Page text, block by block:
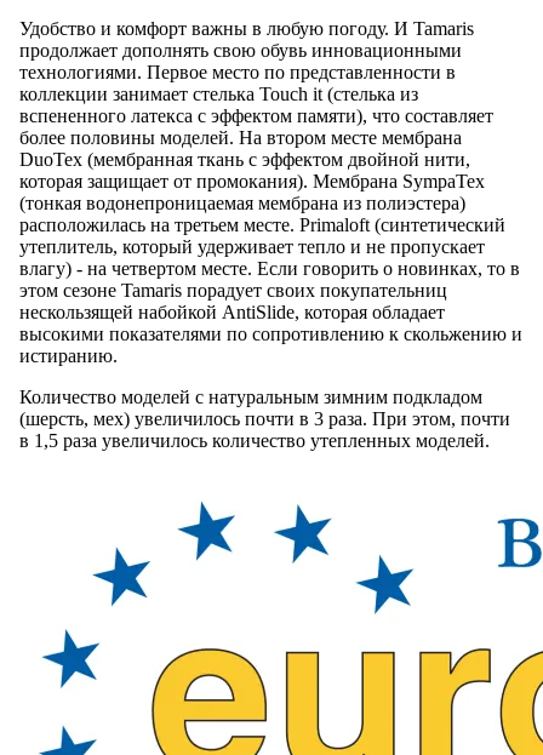
Удобство и комфорт важны в любую погоду. И Tamaris
продолжает дополнять свою обувь инновационными
технологиями. Первое место по представленности в
коллекции занимает стелька Touch it (стелька из
вспененного латекса с эффектом памяти), что составляет
более половины моделей. На втором месте мембрана
DuoTex (мембранная ткань с эффектом двойной нити,
которая защищает от промокания). Мембрана SympaTex
(тонкая водонепроницаемая мембрана из полиэстера)
расположилась на третьем месте. Primaloft (синтетический
утеплитель, который удерживает тепло и не пропускает
влагу) - на четвертом месте. Если говорить о новинках, то в
этом сезоне Tamaris порадует своих покупательниц
нескользящей набойкой AntiSlide, которая обладает
высокими показателями по сопротивлению к скольжению и
истиранию.
Количество моделей с натуральным зимним подкладом
(шерсть, мех) увеличилось почти в 3 раза. При этом, почти
в 1,5 раза увеличилось количество утепленных моделей.